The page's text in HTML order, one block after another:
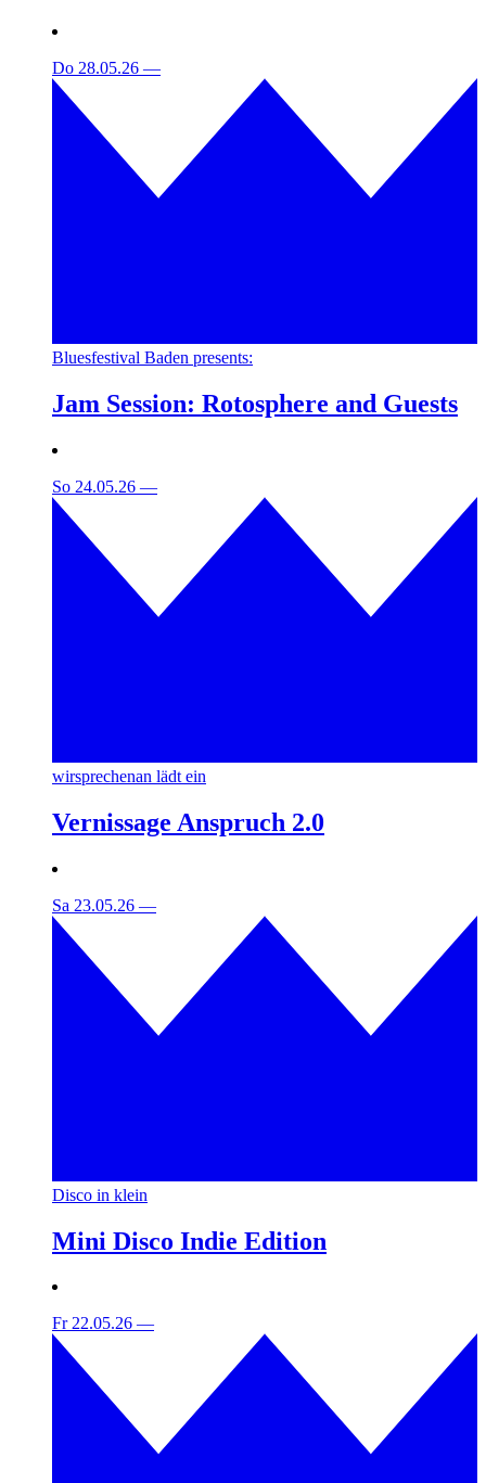
Do 28.05.26 —
Bluesfestival Baden presents:
Jam Session: Rotosphere and Guests
So 24.05.26 —
wirsprechenan lädt ein
Vernissage Anspruch 2.0
Sa 23.05.26 —
Disco in klein
Mini Disco Indie Edition
Fr 22.05.26 —